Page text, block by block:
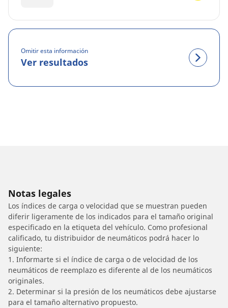
Omitir esta información
Ver resultados
Notas legales
Los índices de carga o velocidad que se muestran pueden
diferir ligeramente de los indicados para el tamaño original
especificado en la etiqueta del vehículo. Como profesional
calificado, tu distribuidor de neumáticos podrá hacer lo
siguiente:
1. Informarte si el índice de carga o de velocidad de los
neumáticos de reemplazo es diferente al de los neumáticos
originales.
2. Determinar si la presión de los neumáticos debe ajustarse
para el tamaño alternativo propuesto.